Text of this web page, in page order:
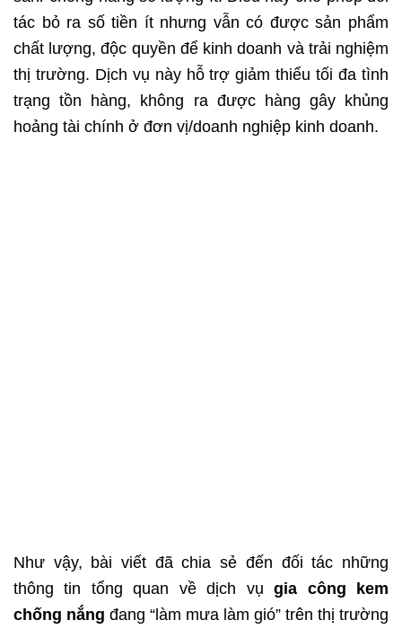
tác bỏ ra số tiền ít nhưng vẫn có được sản phẩm
chất lượng, độc quyền để kinh doanh và trải nghiệm
thị trường. Dịch vụ này hỗ trợ giảm thiểu tối đa tình
trạng tồn hàng, không ra được hàng gây khủng
hoảng tài chính ở đơn vị/doanh nghiệp kinh doanh.
Như vậy, bài viết đã chia sẻ đến đối tác những
thông tin tổng quan về dịch vụgia công kem
chống nắng đang “làm mưa làm gió” trên thị trường